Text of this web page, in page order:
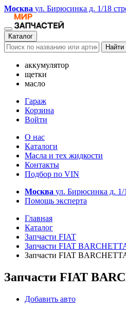
Москва ул. Бирюсинка д. 1/18
Каталог
Найти
аккумулятор
щетки
масло
Гараж
Корзина
Войти
О нас
Каталоги
Масла и тех жидкости
Контакты
Подбор по VIN
Москва ул. Бирюсинка д. 1/
Помощь эксперта
Главная
Каталог
Запчасти FIAT
Запчасти FIAT
Запчасти FIAT
Запчасти FIAT
Добавить авто